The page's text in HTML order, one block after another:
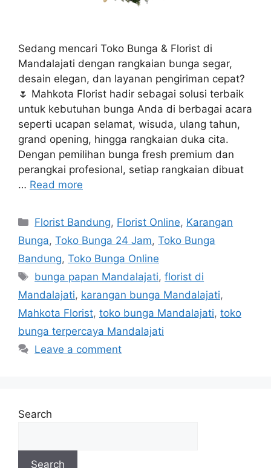
Sedang mencari Toko Bunga & Florist di
Mandalajati dengan rangkaian bunga segar,
desain elegan, dan layanan pengiriman cepat?
🌷 Mahkota Florist hadir sebagai solusi terbaik
untuk kebutuhan bunga Anda di berbagai acara
seperti ucapan selamat, wisuda, ulang tahun,
grand opening, hingga rangkaian duka cita.
Dengan pemilihan bunga fresh premium dan
perangkai profesional, setiap rangkaian dibuat
… Read more
Florist Bandung, Florist Online, Karangan
Bunga, Toko Bunga 24 Jam, Toko Bunga
Bandung, Toko Bunga Online
bunga papan Mandalajati,florist di
Mandalajati, karangan bunga Mandalajati,
Mahkota Florist, toko bunga Mandalajati, toko
bunga terpercaya Mandalajati
Leave a comment
Search
Search